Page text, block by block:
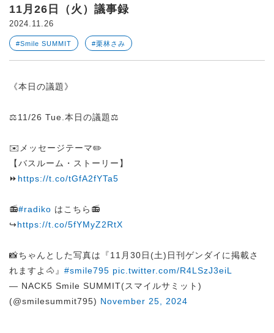
11月26日（火）議事録
2024.11.26
#Smile SUMMIT #栗林さみ
《本日の議題》
⚖️11/26 Tue.本日の議題⚖️
✉️メッセージテーマ✏️
【バスルーム・ストーリー】
⏩ https://t.co/tGfA2fYTa5
📻#radiko はこちら📻
↪︎https://t.co/5fYMyZ2RtX
📸ちゃんとした写真は『11月30日(土)日刊ゲンダイに掲載さ
れますよ🐴』 #smile795 pic.twitter.com/R4LSzJ3eiL
— NACK5 Smile SUMMIT(スマイルサミット)
(@smilesummit795) November 25, 2024